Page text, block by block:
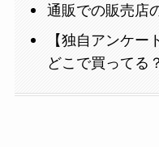
通販での販売店
【独自アンケ
どこで買ってる